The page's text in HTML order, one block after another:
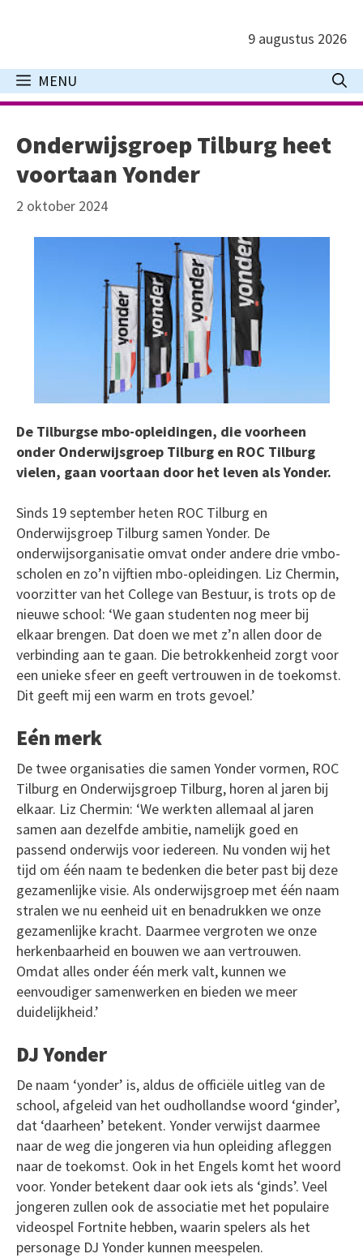
inhoud
9 augustus 2026
MENU
Onderwijsgroep Tilburg heet
voortaan Yonder
2 oktober 2024
De Tilburgse mbo-opleidingen, die voorheen
onder Onderwijsgroep Tilburg en ROC Tilburg
vielen, gaan voortaan door het leven als Yonder.
Sinds 19 september heten ROC Tilburg en
Onderwijsgroep Tilburg samen Yonder. De
onderwijsorganisatie omvat onder andere drie vmbo-
scholen en zo’n vijftien mbo-opleidingen. Liz Chermin,
voorzitter van het College van Bestuur, is trots op de
nieuwe school: ‘We gaan studenten nog meer bij
elkaar brengen. Dat doen we met z’n allen door de
verbinding aan te gaan. Die betrokkenheid zorgt voor
een unieke sfeer en geeft vertrouwen in de toekomst.
Dit geeft mij een warm en trots gevoel.’
Eén merk
De twee organisaties die samen Yonder vormen, ROC
Tilburg en Onderwijsgroep Tilburg, horen al jaren bij
elkaar. Liz Chermin: ‘We werkten allemaal al jaren
samen aan dezelfde ambitie, namelijk goed en
passend onderwijs voor iedereen. Nu vonden wij het
tijd om één naam te bedenken die beter past bij deze
gezamenlijke visie. Als onderwijsgroep met één naam
stralen we nu eenheid uit en benadrukken we onze
gezamenlijke kracht. Daarmee vergroten we onze
herkenbaarheid en bouwen we aan vertrouwen.
Omdat alles onder één merk valt, kunnen we
eenvoudiger samenwerken en bieden we meer
duidelijkheid.’
DJ Yonder
De naam ‘yonder’ is, aldus de officiële uitleg van de
school, afgeleid van het oudhollandse woord ‘ginder’,
dat ‘daarheen’ betekent. Yonder verwijst daarmee
naar de weg die jongeren via hun opleiding afleggen
naar de toekomst. Ook in het Engels komt het woord
voor. Yonder betekent daar ook iets als ‘ginds’. Veel
jongeren zullen ook de associatie met het populaire
videospel Fortnite hebben, waarin spelers als het
personage DJ Yonder kunnen meespelen.